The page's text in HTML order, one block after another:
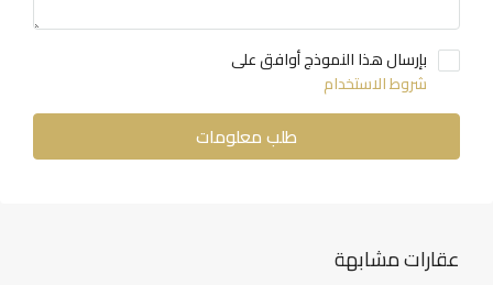
بإرسال هذا النموذج أوافق على
شروط الاستخدام
طلب معلومات
عقارات مشابهة